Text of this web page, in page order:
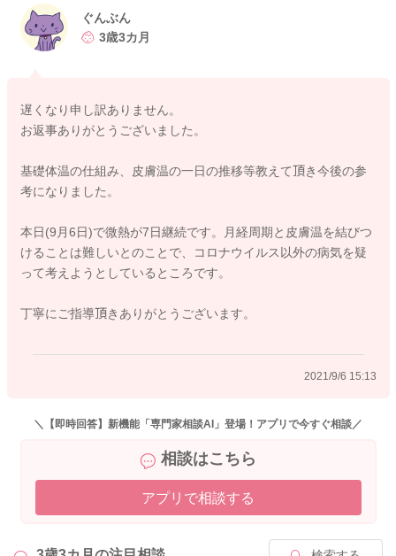
基礎体温は体内の温度なので、基礎体温のほうが皮膚温よりも
体温は、一般的に朝がもっとも低く、夕方にかけ徐々に上がっ
差は個人差がありますがほぼ1℃以内です。
て低温期になります。排卵すると基礎体温は上昇し、次の月経
までの約2週間は高温期が続きます。低温期に比べて0.3～0.6℃
くらい基礎体温が上昇し、それが月経前まで10～14日間くらい
2週間たっても高温期が続き、月経にならなければ、妊娠の可能
基礎体温なのか、皮膚温なのか、室温湿度の高い時期や環境で
ものなのか、これまでも正常な排卵が行われていたのか等にも
よりますので、判断しがたいです。
ぐんぶん
3歳3カ月
遅くなり申し訳ありません。
お返事ありがとうございました。
基礎体温の仕組み、皮膚温の一日の推移等教えて頂き今後の参
考になりました。
本日(9月6日)で微熱が7日継続です。月経周期と皮膚温を結びつ
けることは難しいとのことで、コロナウイルス以外の病気を疑
って考えようとしているところです。
丁寧にご指導頂きありがとうございます。
2021/9/6 15:13
＼【即時回答】新機能「専門家相談AI」登場！アプリで今すぐ相談／
相談はこちら
アプリで相談する